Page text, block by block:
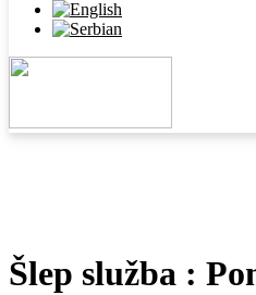
Šlep služba :